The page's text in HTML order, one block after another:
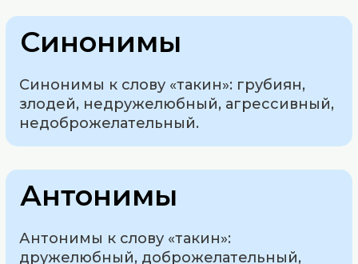
Синонимы
Синонимы к слову «такин»: грубиян,
злодей, недружелюбный, агрессивный,
недоброжелательный.
Антонимы
Антонимы к слову «такин»:
дружелюбный, доброжелательный,